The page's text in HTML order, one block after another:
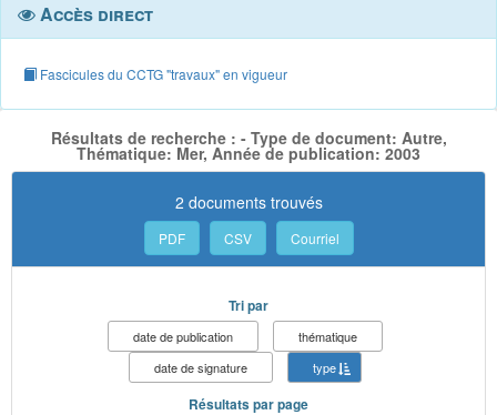
Accès direct
Fascicules du CCTG "travaux" en vigueur
Résultats de recherche : - Type de document: Autre,
Thématique: Mer, Année de publication: 2003
2 documents trouvés
PDF CSV Courriel
Tri par
date de publication
thématique
date de signature
type
Résultats par page